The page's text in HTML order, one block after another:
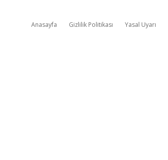
Anasayfa Gizlilik Politikası Yasal Uyarı